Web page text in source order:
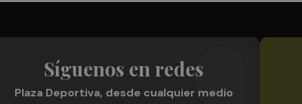
Síguenos en redes
Plaza Deportiva, desde cualquier medio